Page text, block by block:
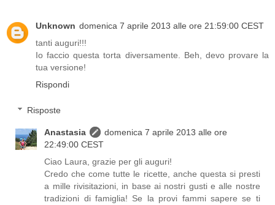
Unknown domenica 7 aprile 2013 alle ore 21:59:00 CEST
tanti auguri!!!
Io faccio questa torta diversamente. Beh, devo provare la
tua versione!
Rispondi
Risposte
Anastasia
domenica 7 aprile 2013 alle ore
22:49:00 CEST
Ciao Laura, grazie per gli auguri!
Credo che come tutte le ricette, anche questa si presti
a mille rivisitazioni, in base ai nostri gusti e alle nostre
tradizioni di famiglia! Se la provi fammi sapere se ti